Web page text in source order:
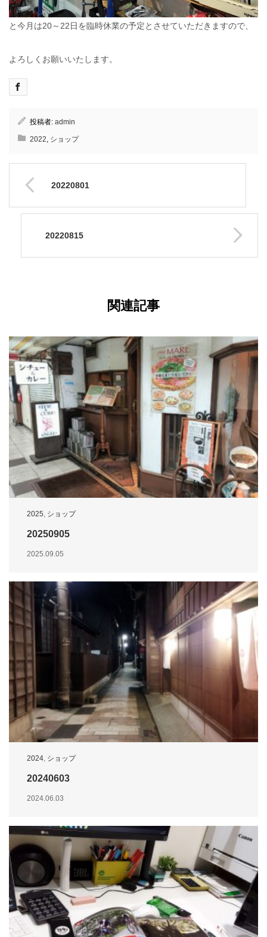
と今月は20～22日を臨時休業の予定とさせていただきますので、
よろしくお願いいたします。
投稿者: admin
2022, ショップ
20220801
20220815
関連記事
2025 ショップ
20250905
2025.09.05
2024, ショップ
20240603
2024.06.03